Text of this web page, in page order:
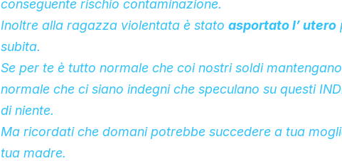
conseguente rischio contaminazione.
Inoltre alla ragazza violentata è stato asportato l’ utero
subita.
Se per te è tutto normale che coi nostri soldi
normale che ci siano indegni che speculano su questi
di niente.
Ma ricordati che domani potrebbe succedere a tua
tua madre.